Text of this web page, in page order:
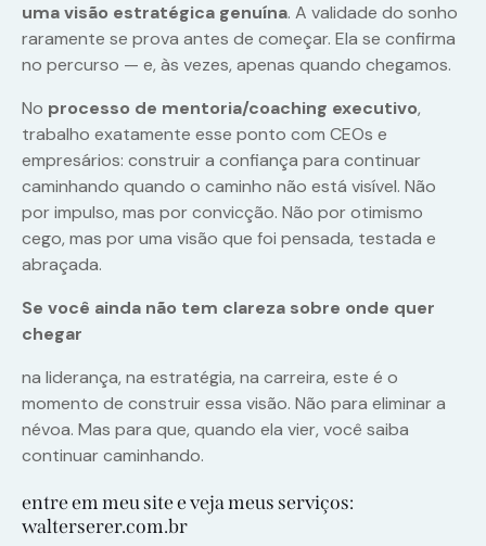
uma visão estratégica genuína. A validade do sonho
raramente se prova antes de começar. Ela se confirma
no percurso — e, às vezes, apenas quando chegamos.
No processo de mentoria/coaching executivo,
trabalho exatamente esse ponto com CEOs e
empresários: construir a confiança para continuar
caminhando quando o caminho não está visível. Não
por impulso, mas por convicção. Não por otimismo
cego, mas por uma visão que foi pensada, testada e
abraçada.
Se você ainda não tem clareza sobre onde quer
chegar
na liderança, na estratégia, na carreira, este é o
momento de construir essa visão. Não para eliminar a
névoa. Mas para que, quando ela vier, você saiba
continuar caminhando.
entre em meu site e veja meus serviços:
walterserer.com.br